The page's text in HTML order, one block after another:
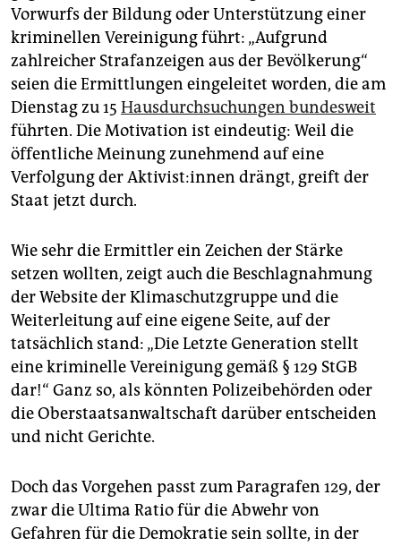
Vorwurfs der Bildung oder Unterstützung einer
kriminellen Vereinigung führt: „Aufgrund
zahlreicher Strafanzeigen aus der Bevölkerung“
seien die Ermittlungen eingeleitet worden, die am
Dienstag zu 15 Hausdurchsuchungen bundesweit
führten. Die Motivation ist eindeutig: Weil die
öffentliche Meinung zunehmend auf eine
Verfolgung der Ak­ti­vis­t:in­nen drängt, greift der
Staat jetzt durch.
Wie sehr die Ermittler ein Zeichen der Stärke
setzen wollten, zeigt auch die Beschlagnahmung
der Website der Klimaschutzgruppe und die
Weiterleitung auf eine eigene Seite, auf der
tatsächlich stand: „Die Letzte Generation stellt
eine kriminelle Vereinigung gemäß § 129 StGB
dar!“ Ganz so, als könnten Polizeibehörden oder
die Oberstaatsanwaltschaft darüber entscheiden
und nicht Gerichte.
Doch das Vorgehen passt zum Paragrafen 129, der
zwar die Ultima Ratio für die Abwehr von
Gefahren für die Demokratie sein sollte, in der